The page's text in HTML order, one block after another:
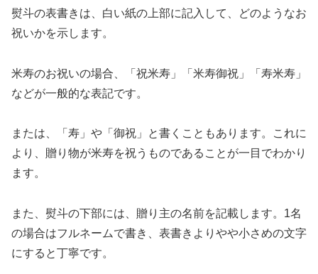
熨斗の表書きは、白い紙の上部に記入して、どのようなお
祝いかを示します。
米寿のお祝いの場合、「祝米寿」「米寿御祝」「寿米寿」
などが一般的な表記です。
または、「寿」や「御祝」と書くこともあります。これに
より、贈り物が米寿を祝うものであることが一目でわかり
ます。
また、熨斗の下部には、贈り主の名前を記載します。1名
の場合はフルネームで書き、表書きよりやや小さめの文字
にすると丁寧です。